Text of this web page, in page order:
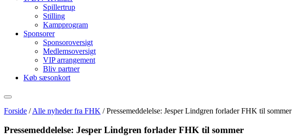
Spillertrup
Stilling
Kampprogram
Sponsorer
Sponsoroversigt
Medlemsoversigt
VIP arrangement
Bliv partner
Køb sæsonkort
Forside /Alle nyheder fra FHK /Pressemeddelelse: Jesper Lindgren forlader FHK til sommer
Pressemeddelelse: Jesper Lindgren forlader FHK til sommer